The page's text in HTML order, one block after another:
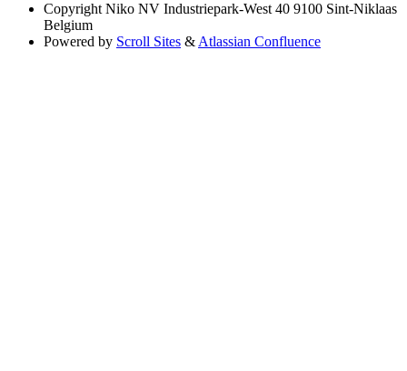
Copyright Niko NV Industriepark-West 40 9100 Sint-Niklaas
Belgium
Powered by Scroll Sites & Atlassian Confluence